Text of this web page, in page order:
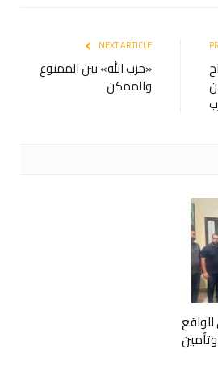
NEXT ARTICLE
«حزب الله» بين الممنوع
والممكن